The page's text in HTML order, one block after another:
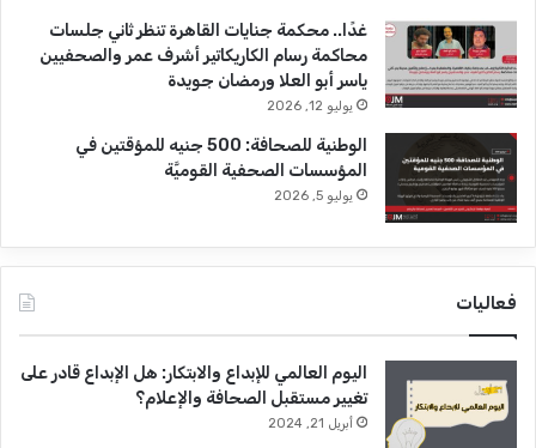
غدًا.. محكمة جنايات القاهرة تنظر ثاني جلسات
محاكمة رسام الكاريكاتير أشرف عمر والصحفيين
ياسر أبو العلا ورمضان جويدة
يوليو 12, 2026
الوطنية للصحافة: 500 جنيه للمؤقتين في
المؤسسات الصحفية القوميَّة
يوليو 5, 2026
فعاليات
اليوم العالمي للإبداع والابتكار: هل الإبداع قادر على
تغيير مستقبل الصحافة والإعلام؟
أبريل 21, 2024